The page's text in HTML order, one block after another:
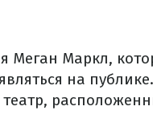
Меган Маркл,
на